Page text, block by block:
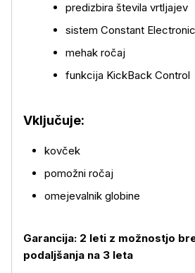
predizbira števila vrtljajev
sistem Constant Electronic
mehak ročaj
funkcija KickBack Control
Vključuje:
kovček
pomožni ročaj
omejevalnik globine
Garancija: 2 leti z možnostjo
podaljšanja na 3 leta